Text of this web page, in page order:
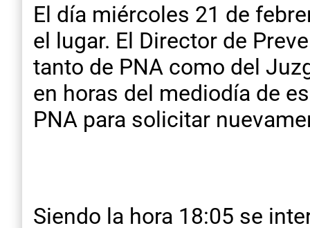
El día miércoles 21 de
el lugar. El Director de
tanto de PNA como del
en horas del mediodía de
PNA para solicitar
Siendo la hora 18:05 se